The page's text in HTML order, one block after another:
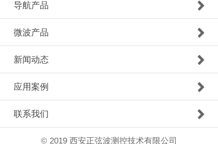
导航产品
微波产品
新闻动态
应用案例
联系我们
© 2019 西安正弦波测控技术有限公司